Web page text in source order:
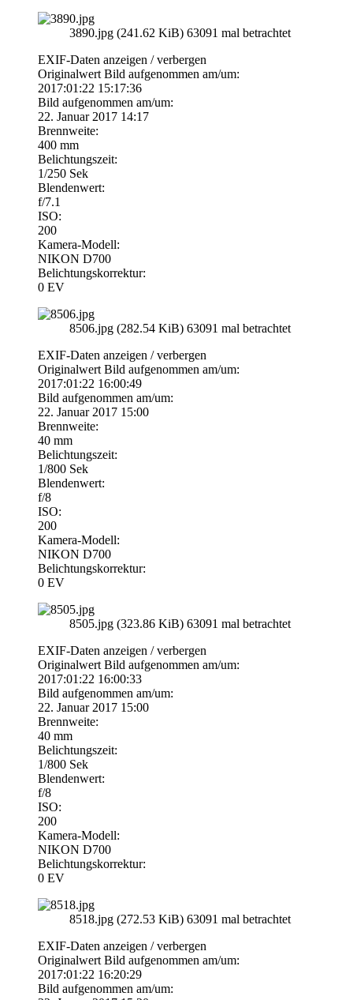
3890.jpg (241.62 KiB) 63091 mal betrachtet
EXIF-Daten anzeigen / verbergen
Originalwert Bild aufgenommen am/um:
2017:01:22 15:17:36
Bild aufgenommen am/um:
22. Januar 2017 14:17
Brennweite:
400 mm
Belichtungszeit:
1/250 Sek
Blendenwert:
f/7.1
ISO:
200
Kamera-Modell:
NIKON D700
Belichtungskorrektur:
0 EV
8506.jpg (282.54 KiB) 63091 mal betrachtet
EXIF-Daten anzeigen / verbergen
Originalwert Bild aufgenommen am/um:
2017:01:22 16:00:49
Bild aufgenommen am/um:
22. Januar 2017 15:00
Brennweite:
40 mm
Belichtungszeit:
1/800 Sek
Blendenwert:
f/8
ISO:
200
Kamera-Modell:
NIKON D700
Belichtungskorrektur:
0 EV
8505.jpg (323.86 KiB) 63091 mal betrachtet
EXIF-Daten anzeigen / verbergen
Originalwert Bild aufgenommen am/um:
2017:01:22 16:00:33
Bild aufgenommen am/um:
22. Januar 2017 15:00
Brennweite:
40 mm
Belichtungszeit:
1/800 Sek
Blendenwert:
f/8
ISO:
200
Kamera-Modell:
NIKON D700
Belichtungskorrektur:
0 EV
8518.jpg (272.53 KiB) 63091 mal betrachtet
EXIF-Daten anzeigen / verbergen
Originalwert Bild aufgenommen am/um:
2017:01:22 16:20:29
Bild aufgenommen am/um: